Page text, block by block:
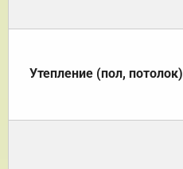
Утепление (пол, потолок)